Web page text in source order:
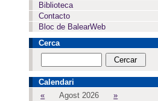
Biblioteca
Contacto
Bloc de BalearWeb
Cerca
Calendari
«
Agost 2026
»